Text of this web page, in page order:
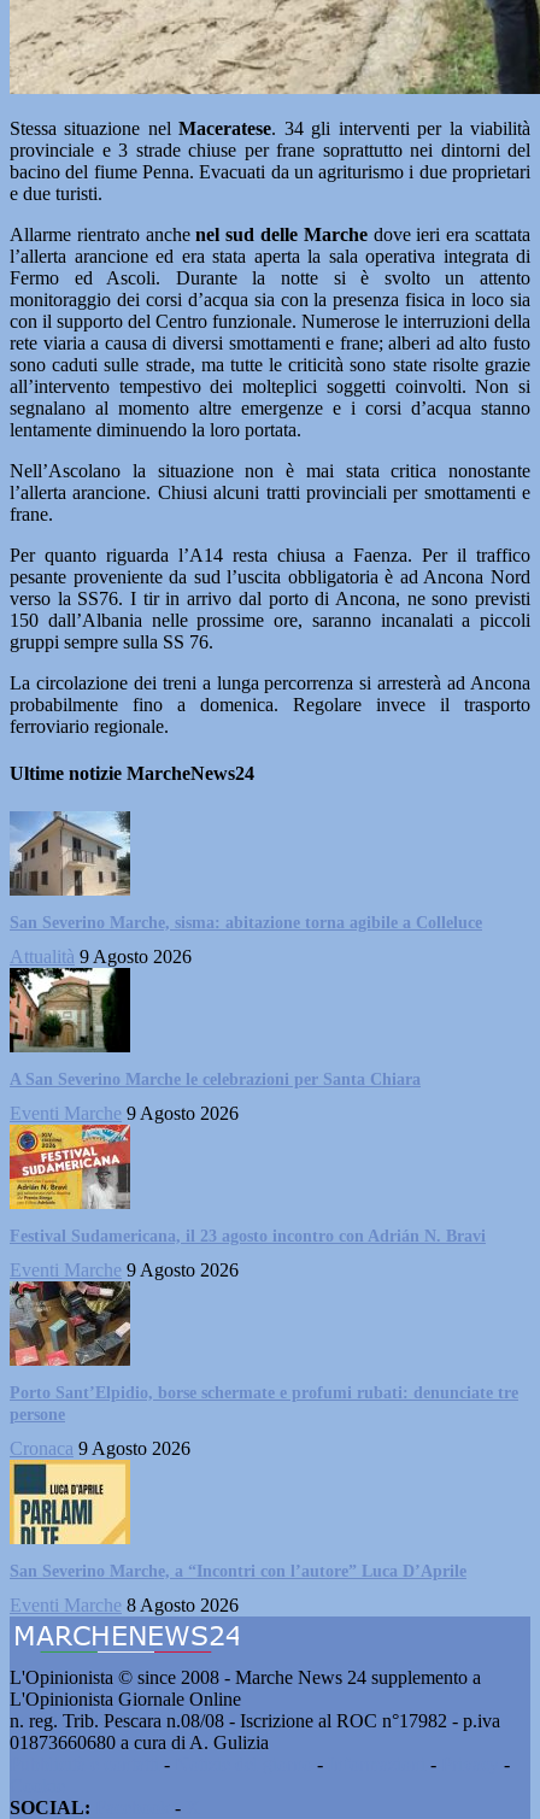
Stessa situazione nelMaceratese. 34 gli interventi per la viabilità
provinciale e 3 strade chiuse per frane soprattutto nei dintorni del
bacino del fiume Penna. Evacuati da un agriturismo i due proprietari
e due turisti.
Allarme rientrato anchenel sud delle Marchedove ieri era scattata
l’allerta arancione ed era stata aperta la sala operativa integrata di
Fermo ed Ascoli. Durante la notte si è svolto un attento
monitoraggio dei corsi d’acqua sia con la presenza fisica in loco sia
con il supporto del Centro funzionale. Numerose le interruzioni della
rete viaria a causa di diversi smottamenti e frane; alberi ad alto fusto
sono caduti sulle strade, ma tutte le criticità sono state risolte grazie
all’intervento tempestivo dei molteplici soggetti coinvolti. Non si
segnalano al momento altre emergenze e i corsi d’acqua stanno
lentamente diminuendo la loro portata.
Nell’Ascolano la situazione non è mai stata critica nonostante
l’allerta arancione. Chiusi alcuni tratti provinciali per smottamenti e
frane.
Per quanto riguarda l’A14 resta chiusa a Faenza. Per il traffico
pesante proveniente da sud l’uscita obbligatoria è ad Ancona Nord
verso la SS76. I tir in arrivo dal porto di Ancona, ne sono previsti
150 dall’Albania nelle prossime ore, saranno incanalati a piccoli
gruppi sempre sulla SS 76.
La circolazione dei treni a lunga percorrenza si arresterà ad Ancona
probabilmente fino a domenica. Regolare invece il trasporto
ferroviario regionale.
Ultime notizie MarcheNews24
San Severino Marche, sisma: abitazione torna agibile a Colleluce
Attualità 9 Agosto 2026
A San Severino Marche le celebrazioni per Santa Chiara
Eventi Marche 9 Agosto 2026
Festival Sudamericana, il 23 agosto incontro con Adrián N. Bravi
Eventi Marche 9 Agosto 2026
Porto Sant’Elpidio, borse schermate e profumi rubati: denunciate tre
persone
Cronaca 9 Agosto 2026
San Severino Marche, a “Incontri con l’autore” Luca D’Aprile
Eventi Marche 8 Agosto 2026
L'Opinionista © since 2008 - Marche News 24 supplemento a
L'Opinionista Giornale Online
n. reg. Trib. Pescara n.08/08 - Iscrizione al ROC n°17982 - p.iva
01873660680 a cura di A. Gulizia
- - -
-
SOCIAL:
-